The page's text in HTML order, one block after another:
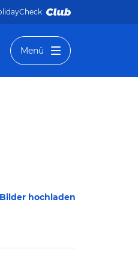
Menü
Bilder hochladen